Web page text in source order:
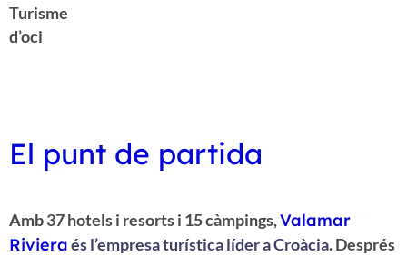
Turisme
d’oci
El punt de partida
Amb 37 hotels i resorts i 15 càmpings,Valamar
Rivieraés l’empresa turística líder a Croàcia. Després